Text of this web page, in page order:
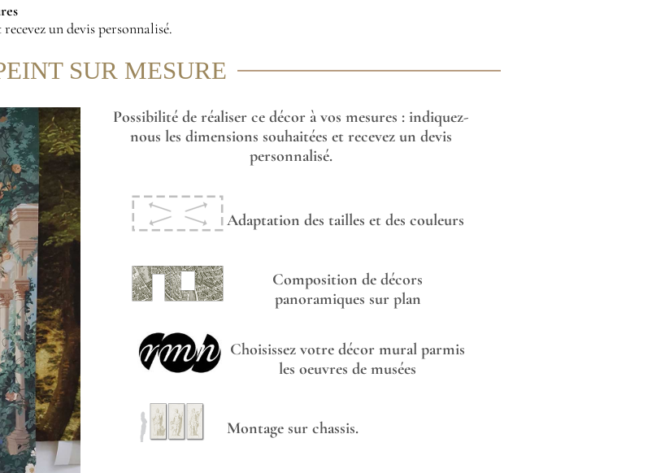
un devis personnalisé.
SUR MESURE
Possibilité de réaliser ce décor à vos mesures : indiquez-
nous les dimensions souhaitées et recevez un devis
personnalisé.
Adaptation des tailles et des couleurs
Composition de décors
panoramiques sur plan
Choisissez votre décor mural parmis
les oeuvres de musées
Montage sur chassis.